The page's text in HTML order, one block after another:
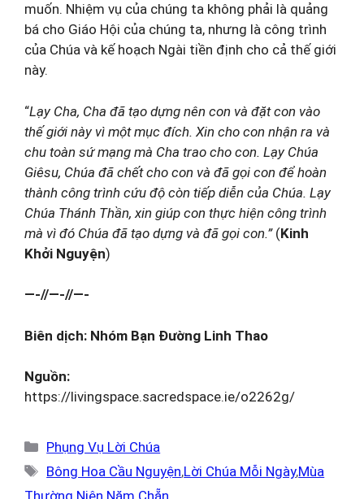
muốn. Nhiệm vụ của chúng ta không phải là quảng
bá cho Giáo Hội của chúng ta, nhưng là công trình
của Chúa và kế hoạch Ngài tiền định cho cả thế giới
này.
“Lạy Cha, Cha đã tạo dựng nên con và đặt con vào
thế giới này vì một mục đích. Xin cho con nhận ra và
chu toàn sứ mạng mà Cha trao cho con. Lạy Chúa
Giêsu, Chúa đã chết cho con và đã gọi con để hoàn
thành công trình cứu độ còn tiếp diễn của Chúa. Lạy
Chúa Thánh Thần, xin giúp con thực hiện công trình
mà vì đó Chúa đã tạo dựng và đã gọi con.”(Kinh
Khởi Nguyện)
—-//—-//—-
Biên dịch: Nhóm Bạn Đường Linh Thao
Nguồn:
https://livingspace.sacredspace.ie/o2262g/
Danh
mục
Phụng Vụ Lời Chúa
Thẻ
Bông Hoa Cầu Nguyện,Lời Chúa Mỗi Ngày,Mùa
Thường Niên Năm Chẵn